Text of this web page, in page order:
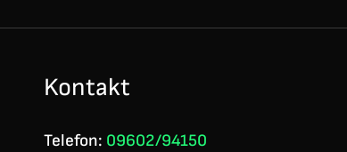
Kontakt
Telefon: 09602/94150